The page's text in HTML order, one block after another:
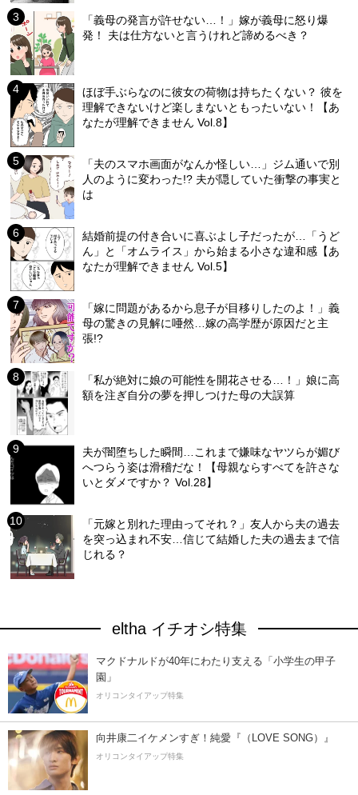
「義母の発言が許せない…！」嫁が義母に怒り爆
発！ 夫は仕方ないと言うけれど諦めるべき？
ほぼ手ぶらなのに彼女の荷物は持ちたくない？ 彼を
理解できないけど楽しまないともったいない！【あ
なたが理解できません Vol.8】
「夫のスマホ画面がなんか怪しい…」ジム通いで別
人のように変わった!? 夫が隠していた衝撃の事実と
は
結婚前提の付き合いに喜ぶよし子だったが…「うど
ん」と「オムライス」から始まる小さな違和感【あ
なたが理解できません Vol.5】
「嫁に問題があるから息子が目移りしたのよ！」義
母の驚きの見解に唖然…嫁の高学歴が原因だと主
張!?
「私が絶対に娘の可能性を開花させる…！」娘に高
額を注ぎ自分の夢を押しつけた母の大誤算
夫が闇堕ちした瞬間…これまで嫌味なヤツらが媚び
へつらう姿は滑稽だな！【母親ならすべてを許さな
いとダメですか？ Vol.28】
「元嫁と別れた理由ってそれ？」友人から夫の過去
を突っ込まれ不安…信じて結婚した夫の過去まで信
じれる？
eltha イチオシ特集
マクドナルドが40年にわたり支える「小学生の甲子
園」
オリコンタイアップ特集
向井康二イケメンすぎ！純愛『（LOVE SONG）』
オリコンタイアップ特集